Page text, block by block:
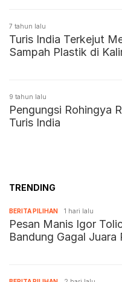
7 tahun lalu
Turis India Terkejut
Sampah Plastik di
9 tahun lalu
Pengungsi Rohingya
Turis India
TRENDING
BERITA PILIHAN 1 hari lalu
Pesan Manis Igor
Bandung Gagal Juara